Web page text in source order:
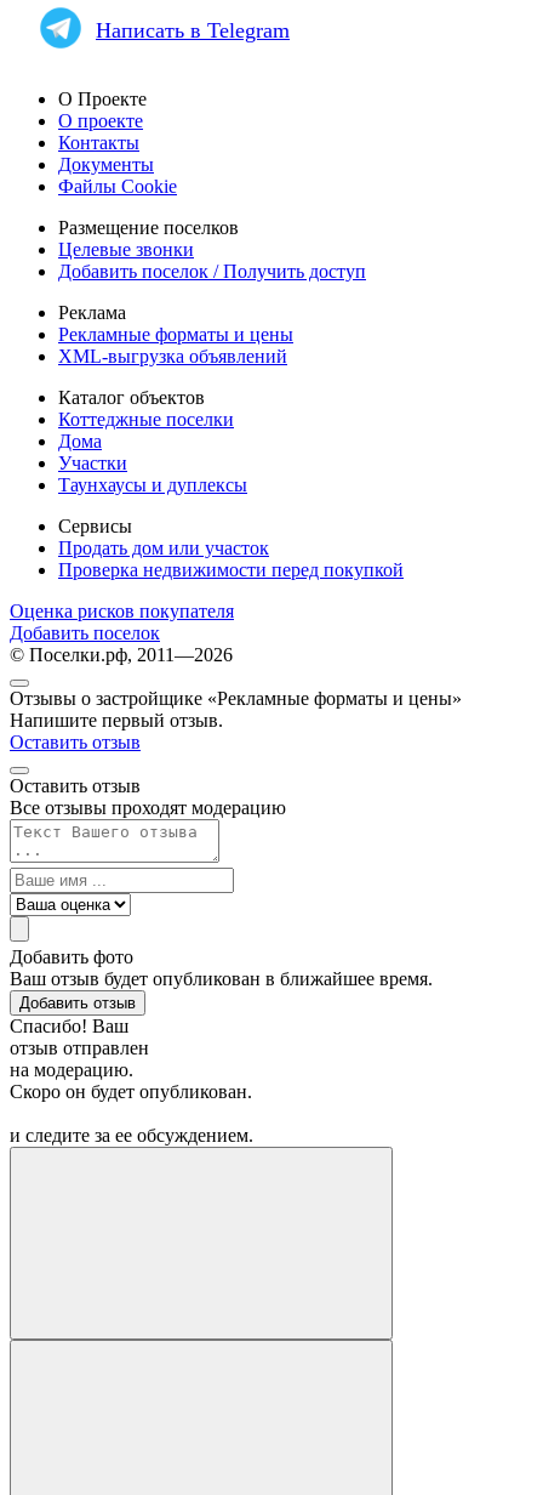
Написать в Telegram
О Проекте
О проекте
Контакты
Документы
Файлы Cookie
Размещение поселков
Целевые звонки
Добавить поселок / Получить доступ
Реклама
Рекламные форматы и цены
XML-выгрузка объявлений
Каталог объектов
Коттеджные поселки
Дома
Участки
Таунхаусы и дуплексы
Сервисы
Продать дом или участок
Проверка недвижимости перед покупкой
Оценка рисков покупателя
Добавить поселок
© Поселки.рф, 2011—2026
Отзывы о застройщике «Рекламные форматы и цены»
Напишите первый отзыв.
Оставить отзыв
Оставить отзыв
Все отзывы проходят модерацию
Добавить фото
Ваш отзыв будет опубликован в ближайшее время.
Добавить отзыв
Спасибо! Ваш
отзыв отправлен
на модерацию.
Скоро он будет опубликован.
и следите за ее обсуждением.